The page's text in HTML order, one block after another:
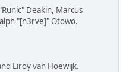
Deakin, Marcus
"[n3rve]" Otowo.
Liroy van Hoewijk.